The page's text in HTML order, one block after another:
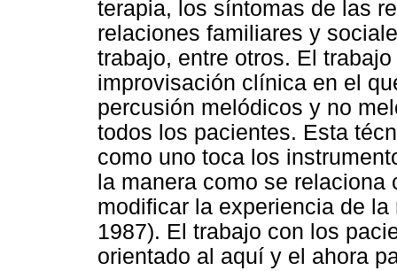
terapia, los síntomas de las
relaciones familiares y
trabajo, entre otros. El
improvisación clínica en el
percusión melódicos y no
todos los pacientes. Esta
como uno toca los
la manera como se
modificar la experiencia de
1987). El trabajo con los
orientado al aquí y el ahora